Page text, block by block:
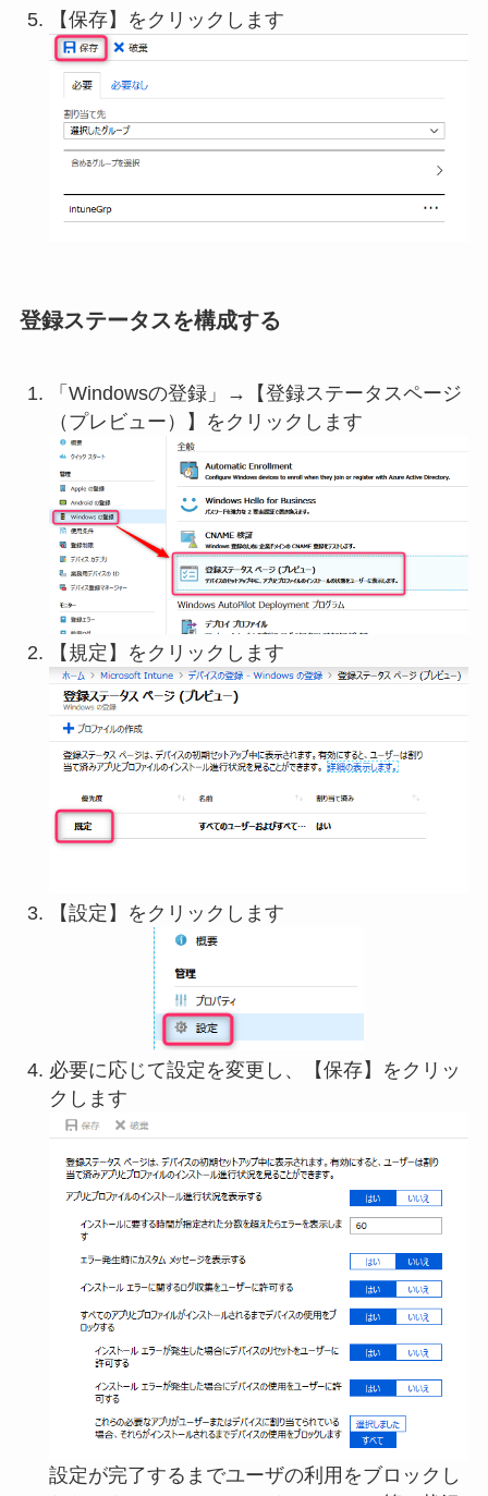
【保存】をクリックします
登録ステータスを構成する
「Windowsの登録」→【登録ステータスページ
（プレビュー）】をクリックします
【規定】をクリックします
【設定】をクリックします
必要に応じて設定を変更し、【保存】をクリッ
クします
設定が完了するまでユーザの利用をブロックし